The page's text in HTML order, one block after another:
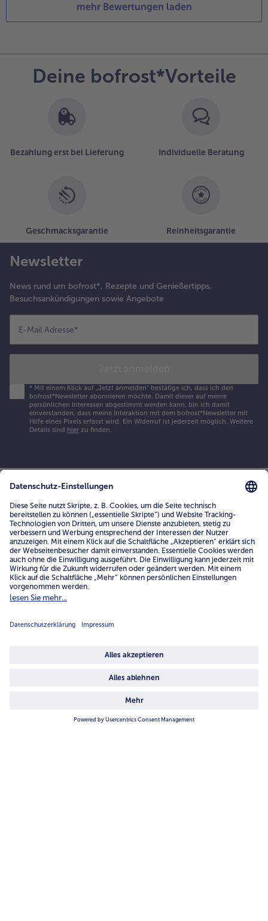
mehr Bewertungen laden
Deine bofrost*Vorteile
Bezahlung erst bei Lieferung Individuelle Beratung
Geschmacksgarantie Reinheitsgarantie
Newsletter
News rund um bofrost*, Rezepte und Genießertipps,
Besuchsankündigungen sowie Angebote
E-Mail Adresse*
* Mit einem Klick auf „Jetzt anmelden" bestätige ich, dass ich den
bofrost*Newsletter abonnieren möchte. Damit dieser auf meine
persönlichen Interessen abgestimmt werden kann, bin ich damit
einverstanden, dass meine Interaktion mit dem bofrost*Newsletter mit
Hilfe eines Pixels erfasst wird. Ein Widerruf ist jederzeit möglich. Weitere
Details sind hier zu finden.
FAQ
Kontakt
Mein bofrost*
www.bofrost.de
service@bofrost.de
Mo.-Fr.: 7-21 Uhr Sa: 8-16 Uhr